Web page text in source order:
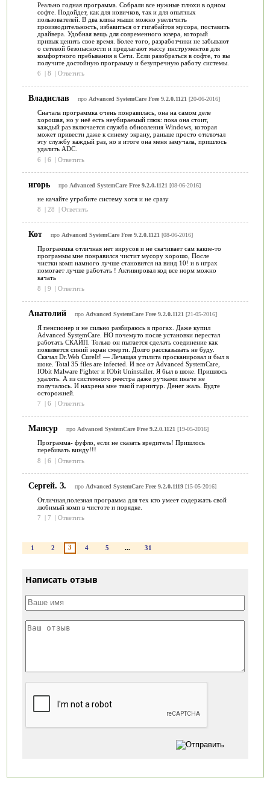
Реально годная программа. Собрали все нужные плюхи в одном
софте. Подойдет, как для новичков, так и для опытных
пользователей. В два клика мыши можно увеличить
производительность, избавиться от гигабайтов мусора, поставить
драйвера. Удобная вещь для современного юзера, который
привык ценить свое время. Более того, разработчики не забывают
о сетевой безопасности и предлагают массу инструментов для
комфортного пребывания в Сети. Если разобраться в софте, то вы
получите достойную программу и безупречную работу системы.
6
| 8 | Ответить
Владислав про Advanced SystemCare Free 9.2.0.1121 [20-06-2016]
Сначала программка очень понравилась, она на самом деле
хорошая, но у неё есть неубираемый глюк: пока она стоит,
каждый раз включается служба обновления Windows, которая
может привести даже к синему экрану, раньше просто отключал
эту службу каждый раз, но в итоге она меня замучала, пришлось
удалить ADC.
6
| 6 | Ответить
игорь про Advanced SystemCare Free 9.2.0.1121 [08-06-2016]
не качайте угробите систему хотя и не сразу
8
| 28 | Ответить
Кот про Advanced SystemCare Free 9.2.0.1121 [08-06-2016]
Программка отличная нет вирусов и не скачивает сам какие-то
программы мне понравился чистит мусору хорошо, После
чистки комп намного лучше становится на винд 10! и в играх
помогает лучше работать ! Активировал код все норм можно
качать
8
| 9 | Ответить
Анатолий про Advanced SystemCare Free 9.2.0.1121 [21-05-2016]
Я пенсионер и не сильно разбираюсь в прогах. Даже купил
Advanced SystemCare. НО почемуто после установки перестал
работать СКАЙП. Только он пытается сделать соединение как
появляется синий экран смерти. Долго рассказывать не буду.
Скачал Dr.Web CureIt! — Лечащая утилита просканировал и был в
шоке. Total 35 files are infected. И все от Advanced SystemCare,
IObit Malware Fighter и IObit Uninstaller. Я был в шоке. Пришлось
удалять. А из системного реестра даже ручками иначе не
получалось. И нахрена мне такой гарнитур. Денег жаль. Будте
осторожней.
7
| 6 | Ответить
Мансур про Advanced SystemCare Free 9.2.0.1121 [19-05-2016]
Программа- фуфло, если не сказать вредитель! Пришлось
перебивать винду!!!
8
| 6 | Ответить
Сергей. З. про Advanced SystemCare Free 9.2.0.1119[15-05-2016]
Отличная,полезная программа для тех кто умеет содержать свой
любимый комп в чистоте и порядке.
7
| 7 | Ответить
1 2 3 4 5 ... 31
Написать отзыв